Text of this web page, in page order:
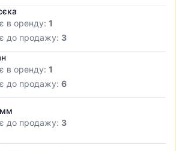
в оренду: 1
до продажу: 3
в оренду: 1
до продажу: 6
до продажу: 3